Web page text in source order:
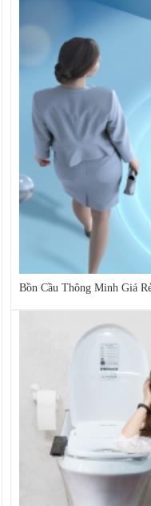
Bồn Cầu Thông Minh Giá